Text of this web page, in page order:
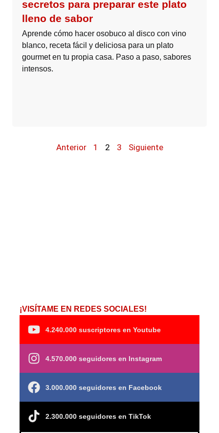
secretos para preparar este plato
lleno de sabor
Aprende cómo hacer osobuco al disco con vino
blanco, receta fácil y deliciosa para un plato
gourmet en tu propia casa. Paso a paso, sabores
intensos.
Anterior 1 2 3 Siguiente
¡VISÍTAME EN REDES SOCIALES!
4.240.000 suscriptores en Youtube
4.570.000 seguidores en Instagram
3.000.000 seguidores en Facebook
2.300.000 seguidores en TikTok